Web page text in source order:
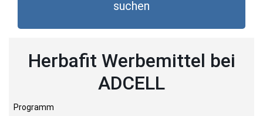
suchen
Herbafit Werbemittel bei
ADCELL
Programm